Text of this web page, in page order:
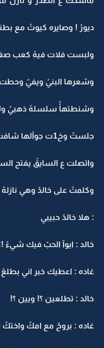
ديورً ! وصايره كيوتً مع
ولبست فلات فيهً كعب
وشعرها البنيً ويفيً
وشنطتهأً سلسلهً ذهبيً
جلستً وخ1ت جوآلها شافت الساعهً 8 وشيء ..
واتصلت ع السايقً يفتح
وكلمتً على خالدً وهي نازلهً
: هلا خالدً حبيبي
خالد : ايوآ الحبً فيك شيءً
غاده : اعطيك خبر اني بطلعً
خالد : تطلعين ؟! ويين ؟!
غاده : بروحً مع امكً واختكً